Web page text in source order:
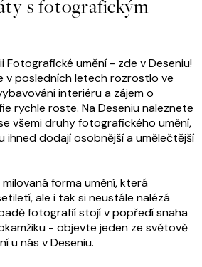
s fotografickým
Fotografické umění - zde v Deseniu!
v posledních letech rozrostlo ve
interiéru a zájem o
rychle roste. Na Deseniu naleznete
všemi druhy fotografického umění,
ihned dodají osobnější a umělečtější
forma umění, která
ale i tak si neustále nalézá
fotografií stojí v popředí snaha
- objevte jeden ze světově
u nás v Deseniu.